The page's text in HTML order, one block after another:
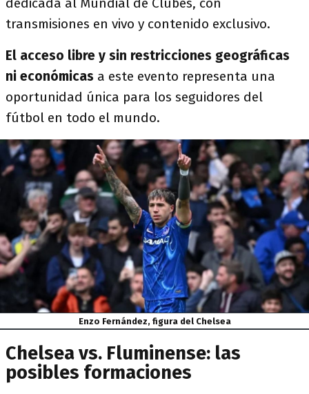
dedicada al Mundial de Clubes, con
transmisiones en vivo y contenido exclusivo.
El acceso libre y sin restricciones geográficas
ni económicas a este evento representa una
oportunidad única para los seguidores del
fútbol en todo el mundo.
Enzo Fernández, figura del Chelsea
Chelsea vs. Fluminense: las
posibles formaciones